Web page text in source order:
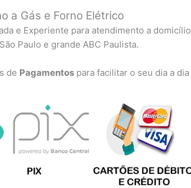
a Gás e Forno Elétrico
e Experiente para atendimento a domicílio
Paulo e grande ABC Paulista.
de Pagamentos para facilitar o seu dia a dia